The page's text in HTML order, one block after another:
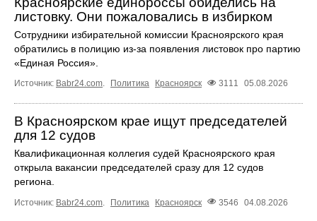
листовку. Они пожаловались в избирком
Сотрудники избирательной комиссии Красноярского края
обратились в полицию из-за появления листовок про партию
«Единая Россия».
Источник: Babr24.com. Политика Красноярск 3111 05.08.2026
В Красноярском крае ищут председателей
для 12 судов
Квалификационная коллегия судей Красноярского края
открыла вакансии председателей сразу для 12 судов
региона.
Источник: Babr24.com Политика Красноярск 3546 04.08.2026